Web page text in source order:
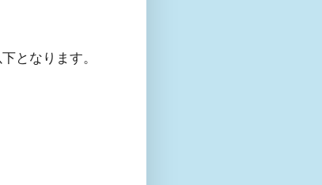
となります。